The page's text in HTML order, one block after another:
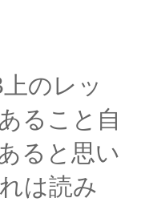
のレッ
ること自
ると思い
は読み